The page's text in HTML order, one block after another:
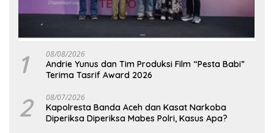
1 08/08/2026
Andrie Yunus dan Tim Produksi Film “Pesta Babi”
Terima Tasrif Award 2026
2 08/07/2026
Kapolresta Banda Aceh dan Kasat Narkoba
Diperiksa Diperiksa Mabes Polri, Kasus Apa?